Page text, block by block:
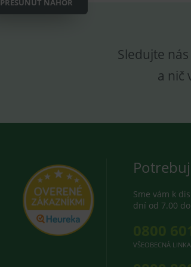
PRESUNÚŤ NAHOR
Sledujte nás
a nič
Sme vám k
dní od 7.00
VŠEOBECNÁ LINKA